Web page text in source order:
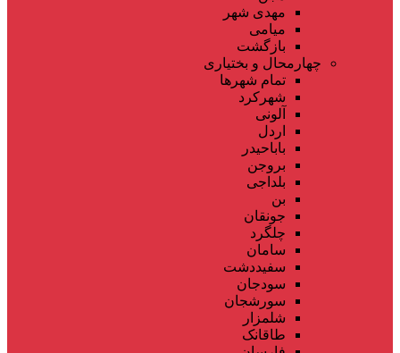
مهدی شهر
میامی
بازگشت
چهارمحال و بختیاری
تمام شهر‌ها
شهرکرد
آلونی
اردل
باباحیدر
بروجن
بلداجی
بن
جونقان
چلگرد
سامان
سفیددشت
سودجان
سورشجان
شلمزار
طاقانک